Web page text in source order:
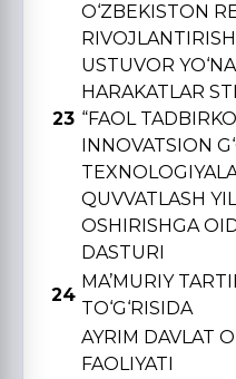
23
O‘ZBЕKISTON
USTUVOR
HARAKATLAR
“FAOL
INNOVATSION
QUVVATLASH
OSHIRISHGA
DASTURI
24
MA’MURIY
TO‘G‘RISIDA
AYRIM DAVLAT
FAOLIYATI